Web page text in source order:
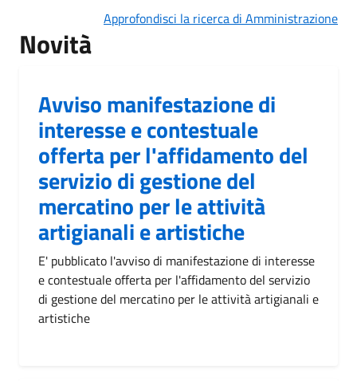
Approfondisci la ricerca di Amministrazione
Novità
Avviso manifestazione di
interesse e contestuale
offerta per l'affidamento del
servizio di gestione del
mercatino per le attività
artigianali e artistiche
E' pubblicato l'avviso di manifestazione di interesse
e contestuale offerta per l'affidamento del servizio
di gestione del mercatino per le attività artigianali e
artistiche